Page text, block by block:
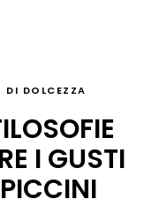
DI DOLCEZZA
I GUSTI